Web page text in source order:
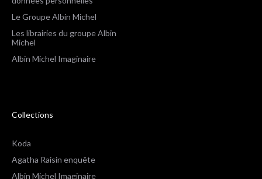
Le Groupe Albin Michel
Les librairies du groupe Albin
Michel
Albin Michel Imaginaire
Collections
Koda
Agatha Raisin enquête
Albin Michel Imaginaire